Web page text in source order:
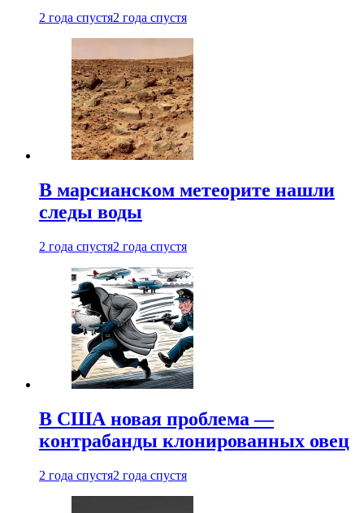
2 года спустя2 года спустя
В марсианском метеорите нашли
следы воды
2 года спустя2 года спустя
В США новая проблема —
контрабанды клонированных овец
2 года спустя2 года спустя